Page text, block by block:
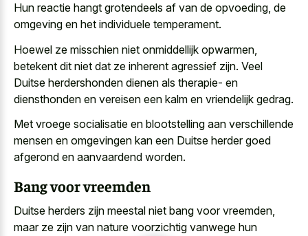
Hun reactie hangt grotendeels af van de opvoeding, de
omgeving en het individuele temperament.
Hoewel ze misschien niet onmiddellijk opwarmen,
betekent dit niet dat ze inherent agressief zijn. Veel
Duitse herdershonden dienen als therapie- en
diensthonden en vereisen een kalm en vriendelijk gedrag.
Met vroege socialisatie en blootstelling aan verschillende
mensen en omgevingen kan een Duitse herder goed
afgerond en aanvaardend worden.
Bang voor vreemden
Duitse herders zijn meestal niet bang voor vreemden,
maar ze zijn van nature voorzichtig vanwege hun